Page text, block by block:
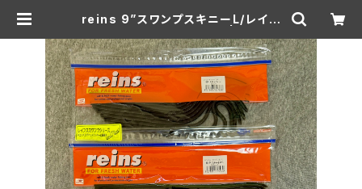
reins 9”スワンプスキニーL/レイン
hop ROOM